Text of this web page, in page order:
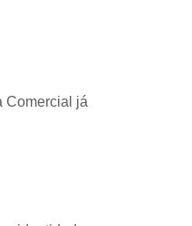
Comercial já